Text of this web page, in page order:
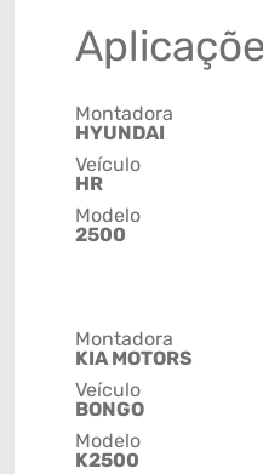
Montadora
HYUNDAI
Veículo
HR
Modelo
2500
Montadora
KIA MOTORS
Veículo
BONGO
Modelo
K2500